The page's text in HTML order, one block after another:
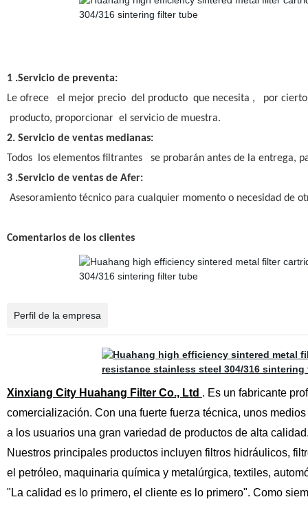
1 .Servicio de preventa:
Le ofrece el mejor precio del producto que necesita , por
producto, proporcionar el servicio de muestra.
2. Servicio de ventas medianas:
Todos los elementos filtrantes se probarán antes de la
3 .Servicio de ventas de Afer:
Asesoramiento técnico para cualquier momento o necesidad de
Comentarios de los clientes
Perfil de la empresa
Xinxiang City Huahang Filter Co., Ltd . Es un fabricante
comercialización. Con una fuerte fuerza técnica, unos
a los usuarios una gran variedad de productos de alta
Nuestros principales productos incluyen filtros hidráulicos,
el petróleo, maquinaria química y metalúrgica, textiles,
"La calidad es lo primero, el cliente es lo primero". Como